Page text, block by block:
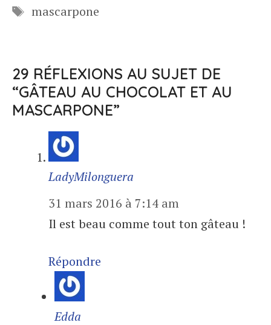
Étiquettes
mascarpone
29 RÉFLEXIONS AU SUJET DE
“GÂTEAU AU CHOCOLAT ET AU
MASCARPONE”
LadyMilonguera
31 mars 2016 à 7:14 am
Il est beau comme tout ton gâteau !
Répondre
Edda